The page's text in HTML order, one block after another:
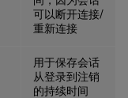
可以断开连接/
重新连接
用于保存会话
从登录到注销
的持续时间